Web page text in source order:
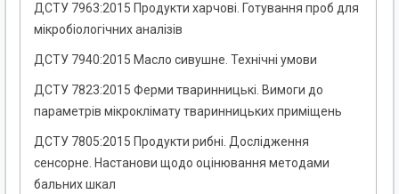
ДСТУ 7963:2015 Продукти харчові. Готування проб для
мікробіологічних аналізів
ДСТУ 7940:2015 Масло сивушне. Технічні умови
ДСТУ 7823:2015 Ферми тваринницькі. Вимоги до
параметрів мікроклімату тваринницьких приміщень
ДСТУ 7805:2015 Продукти рибні. Дослідження
сенсорне. Настанови щодо оцінювання методами
бальних шкал